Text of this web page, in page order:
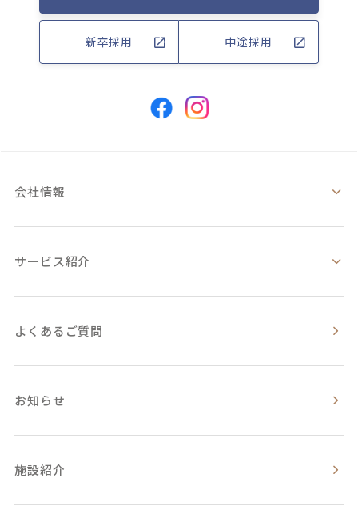
新卒採用 中途採用
会社情報
サービス紹介
よくあるご質問
お知らせ
施設紹介